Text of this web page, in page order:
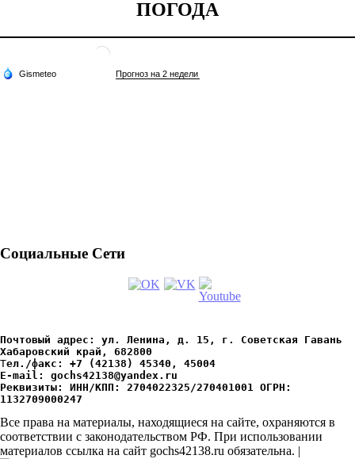
ПОГОДА
Социальные Сети
Почтовый адрес: ул. Ленина, д. 15, г. Советская Гавань
Хабаровский край, 682800
Тел./факс: +7 (42138) 45340, 45004
Е-mail: gochs42138@yandex.ru
Реквизиты: ИНН/КПП: 2704022325/270401001 ОГРН:
1132709000247
Все права на материалы, находящиеся на сайте, охраняются в
соответствии с законодательством РФ. При использовании
материалов ссылка на сайт gochs42138.ru обязательна. |